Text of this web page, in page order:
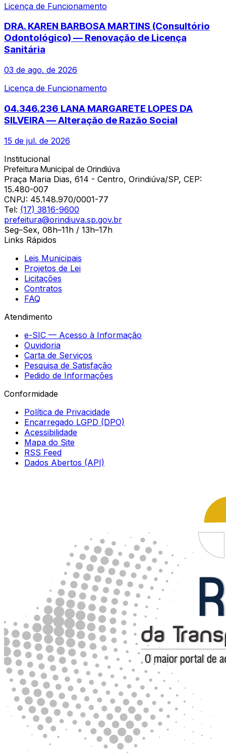
Licença de Funcionamento
DRA. KAREN BARBOSA MARTINS (Consultório
Odontológico) — Renovação de Licença
Sanitária
03 de ago. de 2026
Licença de Funcionamento
04.346.236 LANA MARGARETE LOPES DA
SILVEIRA — Alteração de Razão Social
15 de jul. de 2026
Institucional
Prefeitura Municipal de Orindiúva
Praça Maria Dias, 614 - Centro, Orindiúva/SP, CEP:
15.480-007
CNPJ: 45.148.970/0001-77
Tel: (17) 3816-9600
prefeitura@orindiuva.sp.gov.br
Seg–Sex, 08h–11h / 13h–17h
Links Rápidos
Leis Municipais
Projetos de Lei
Licitações
Contratos
FAQ
Atendimento
e-SIC — Acesso à Informação
Ouvidoria
Carta de Serviços
Pesquisa de Satisfação
Pedido de Informações
Conformidade
Política de Privacidade
Encarregado LGPD (DPO)
Acessibilidade
Mapa do Site
RSS Feed
Dados Abertos (API)